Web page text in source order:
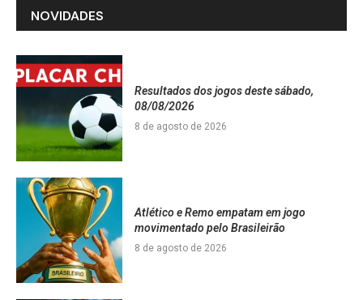
NOVIDADES
Resultados dos jogos deste sábado,
08/08/2026
8 de agosto de 2026
Atlético e Remo empatam em jogo
movimentado pelo Brasileirão
8 de agosto de 2026